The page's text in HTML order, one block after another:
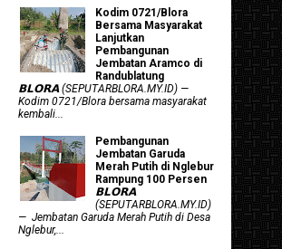
Kodim 0721/Blora
Bersama Masyarakat
Lanjutkan
Pembangunan
Jembatan Aramco di
Randublatung
𝗕𝗟𝗢𝗥𝗔 (SEPUTARBLORA.MY.ID) —
Kodim 0721/Blora bersama masyarakat
kembali...
Pembangunan
Jembatan Garuda
Merah Putih di Nglebur
Rampung 100 Persen
𝗕𝗟𝗢𝗥𝗔
(SEPUTARBLORA.MY.ID)
— Jembatan Garuda Merah Putih di Desa
Nglebur,...